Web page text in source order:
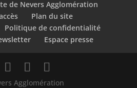
de Nevers Agglomération
Plan du site
Politique de confidentialité
Espace presse
Agglomération